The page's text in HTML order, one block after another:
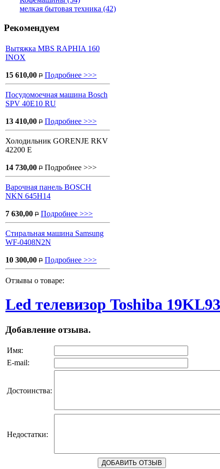
мелкая бытовая техника (42)
Рекомендуем
Вытяжка MBS RAPHIA 160
INOX
15 610,00 P Подробнее >>>
Посудомоечная машина Bosch
SPV 40E10 RU
13 410,00 P Подробнее >>>
Холодильник GORENJE RKV
42200 E
14 730,00 P Подробнее >>>
Варочная панель BOSCH
NKN 645H14
7 630,00 P Подробнее >>>
Стиральная машина Samsung
WF-0408N2N
10 300,00 P Подробнее >>>
Отзывы о товаре:
Led телевизор Toshiba
Добавление отзыва.
Имя:
E-mail:
Достоинства:
Недостатки: